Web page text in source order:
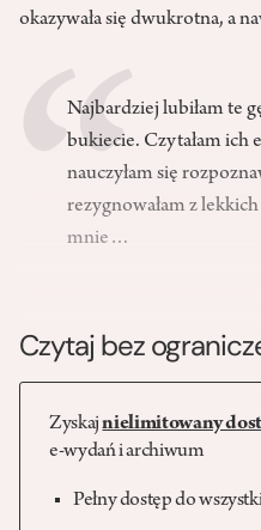
okazywała się dwukrotna, a
Najbardziej lubiłam te
bukiecie. Czytałam ich
nauczyłam się
rezygnowałam z
mnie…
Czytaj bez
Zyskajnielimitowany
e-wydań i archiwum
Pełny dostęp do